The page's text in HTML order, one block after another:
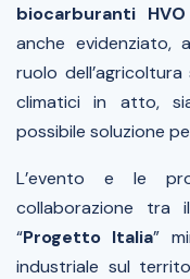
biocarburanti
anche evidenziato,
ruolo
climatici in atto,
possibile soluzione
L’evento e le
collaborazione
“Progetto Italia”
industriale sul